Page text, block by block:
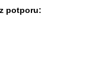
potporu: